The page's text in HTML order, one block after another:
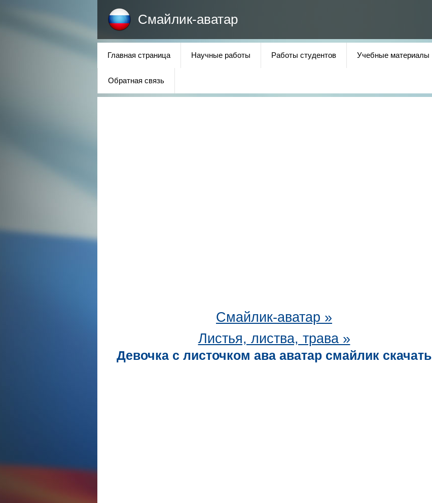
Смайлик-аватар
Главная страница Научные работы Работы студентов Учебные материалы
Обратная связь
Смайлик-аватар »
Листья, листва, трава »
Девочка с листочком ава аватар смайлик скачать